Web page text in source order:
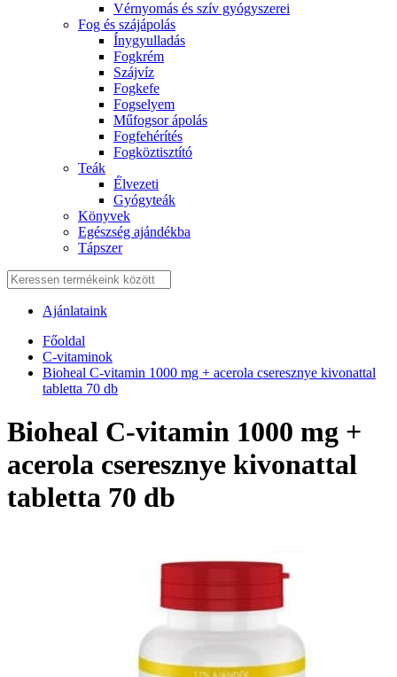
Vérnyomás és szív gyógyszerei
Fog és szájápolás
Í́nygyulladás
Fogkrém
Szájvíz
Fogkefe
Fogselyem
Műfogsor ápolás
Fogfehérítés
Fogköztisztító
Teák
É́lvezeti
Gyógyteák
Könyvek
Egészség ajándékba
Tápszer
Ajánlataink
Főoldal
C-vitaminok
Bioheal C-vitamin 1000 mg + acerola cseresznye kivonattal
tabletta 70 db
Bioheal C-vitamin 1000 mg +
acerola cseresznye kivonattal
tabletta 70 db